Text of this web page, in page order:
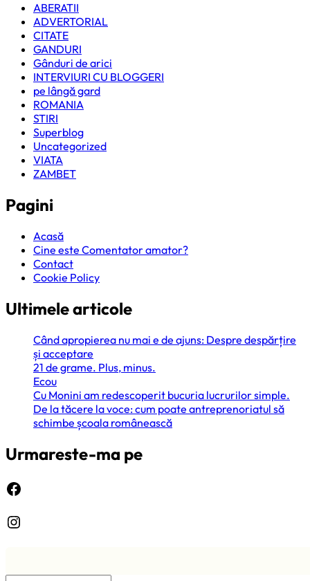
ABERATII
ADVERTORIAL
CITATE
GANDURI
Gânduri de arici
INTERVIURI CU BLOGGERI
pe lângă gard
ROMANIA
STIRI
Superblog
Uncategorized
VIATA
ZAMBET
Pagini
Acasă
Cine este Comentator amator?
Contact
Cookie Policy
Ultimele articole
Când apropierea nu mai e de ajuns: Despre despărțire
și acceptare
21 de grame. Plus, minus.
Ecou
Cu Monini am redescoperit bucuria lucrurilor simple.
De la tăcere la voce: cum poate antreprenoriatul să
schimbe școala românească
Urmareste-ma pe
Facebook
Instagram